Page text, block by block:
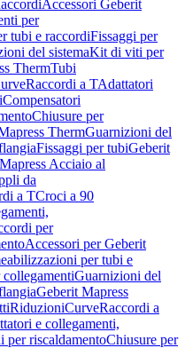
Accessori Geberit
per
tubi e raccordiFissaggi per
del sistemaKit di viti per
ThermTubi
Raccordi a TAdattatori
Compensatori
Chiusure per
ThermGuarnizioni del
Fissaggi per tubiGeberit
Acciaio al
da
a TCroci a 90
per
Accessori per Geberit
per tubi e
Guarnizioni del
Geberit Mapress
RiduzioniCurveRaccordi a
e collegamenti,
per riscaldamentoChiusure per